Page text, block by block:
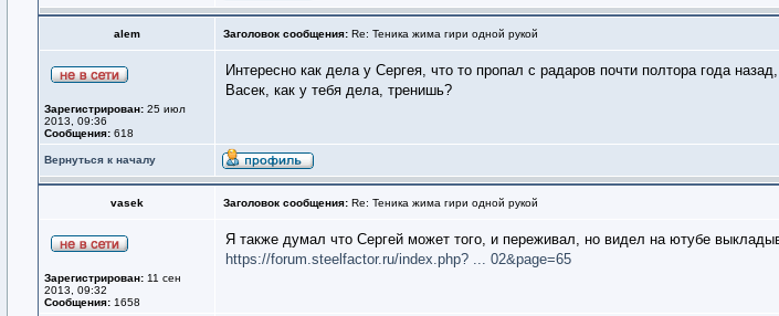
alem Заголовок сообщения: Re: Теника жима гири одной рукой
Зарегистрирован: 25 июл
2013, 09:36
Сообщения: 618
Интересно как дела у Сергея, что то пропал с радаров почти полтора года
Васек, как у тебя дела, тренишь?
Вернуться к началу
vasek Заголовок сообщения: Re: Теника жима гири одной рукой
Зарегистрирован: 11 сен
2013, 09:32
Сообщения: 1658
Я также думал что Сергей может того, и переживал, но видел на ютубе
https://forum.steelfactor.ru/index.php? ... 02&page=65